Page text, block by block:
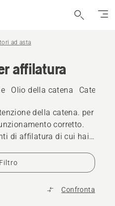
ad asta
affilatura
Olio della catena Catene
della catena. per
corretto.
di affilatura di cui hai
Filtro
Confronta